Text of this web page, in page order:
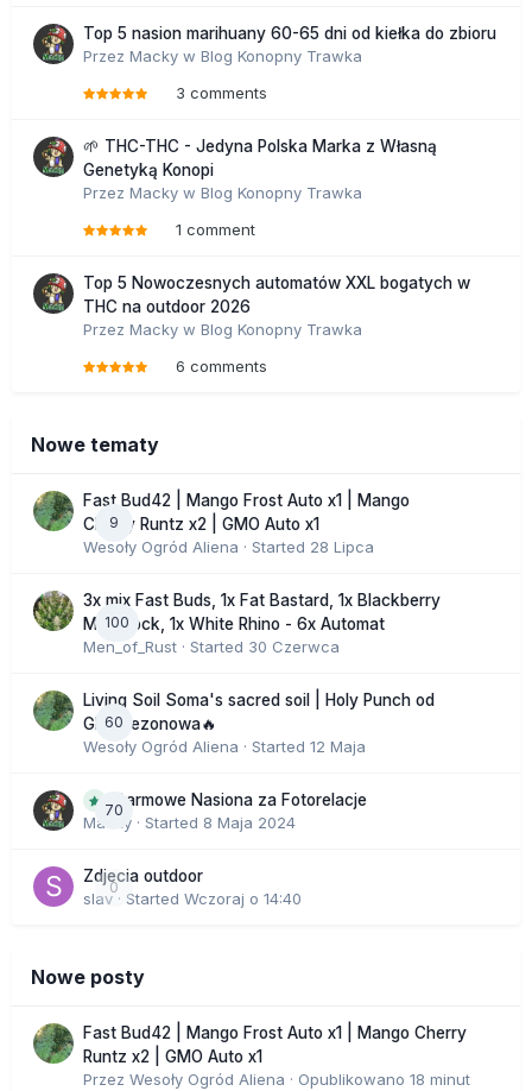
Top 5 nasion marihuany 60-65 dni od kiełka do zbioru
Przez Macky w Blog Konopny Trawka
3 comments
🌱 THC-THC - Jedyna Polska Marka z Własną
Genetyką Konopi
Przez Macky w Blog Konopny Trawka
1 comment
Top 5 Nowoczesnych automatów XXL bogatych w
THC na outdoor 2026
Przez Macky w Blog Konopny Trawka
6 comments
Nowe tematy
9
Fast Bud42 | Mango Frost Auto x1 | Mango
Cherry Runtz x2 | GMO Auto x1
Wesoły Ogród Aliena · Started 28 Lipca
100
3x mix Fast Buds, 1x Fat Bastard, 1x Blackberry
Moonrock, 1x White Rhino - 6x Automat
Men_of_Rust · Started 30 Czerwca
60
Living Soil Soma's sacred soil | Holy Punch od
GHS sezonowa🔥
Wesoły Ogród Aliena · Started 12 Maja
70
Darmowe Nasiona za Fotorelacje
Macky · Started 8 Maja 2024
0
Zdjecia outdoor
slav· Started Wczoraj o 14:40
Nowe posty
Fast Bud42 | Mango Frost Auto x1 | Mango Cherry
Runtz x2 | GMO Auto x1
Przez Wesoły Ogród Aliena · Opublikowano 18 minut